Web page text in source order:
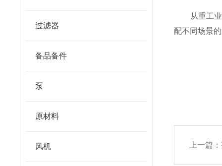
过滤器
备品备件
泵
原材料
风机
从重工业的
配不同场景
上一篇：